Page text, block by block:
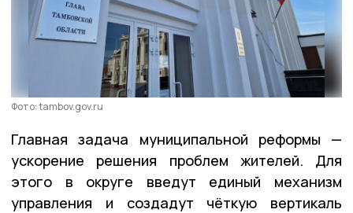
Фото: tambov.gov.ru
Главная задача муниципальной реформы —
ускорение решения проблем жителей. Для
этого в округе введут единый механизм
управления и создадут чёткую вертикаль